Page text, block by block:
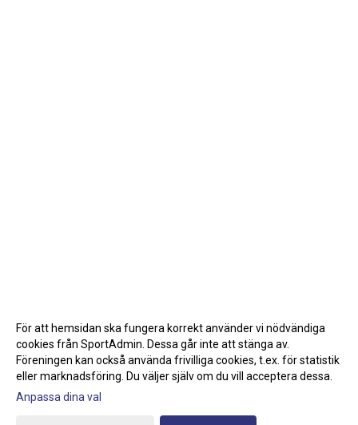
Gå till Webbversion
För att hemsidan ska fungera korrekt använder vi nödvändiga
cookies från SportAdmin. Dessa går inte att stänga av.
Föreningen kan också använda frivilliga cookies, t.ex. för statistik
eller marknadsföring. Du väljer själv om du vill acceptera dessa.
Anpassa dina val